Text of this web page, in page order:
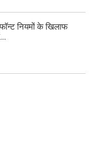
नियमों के खिलाफ